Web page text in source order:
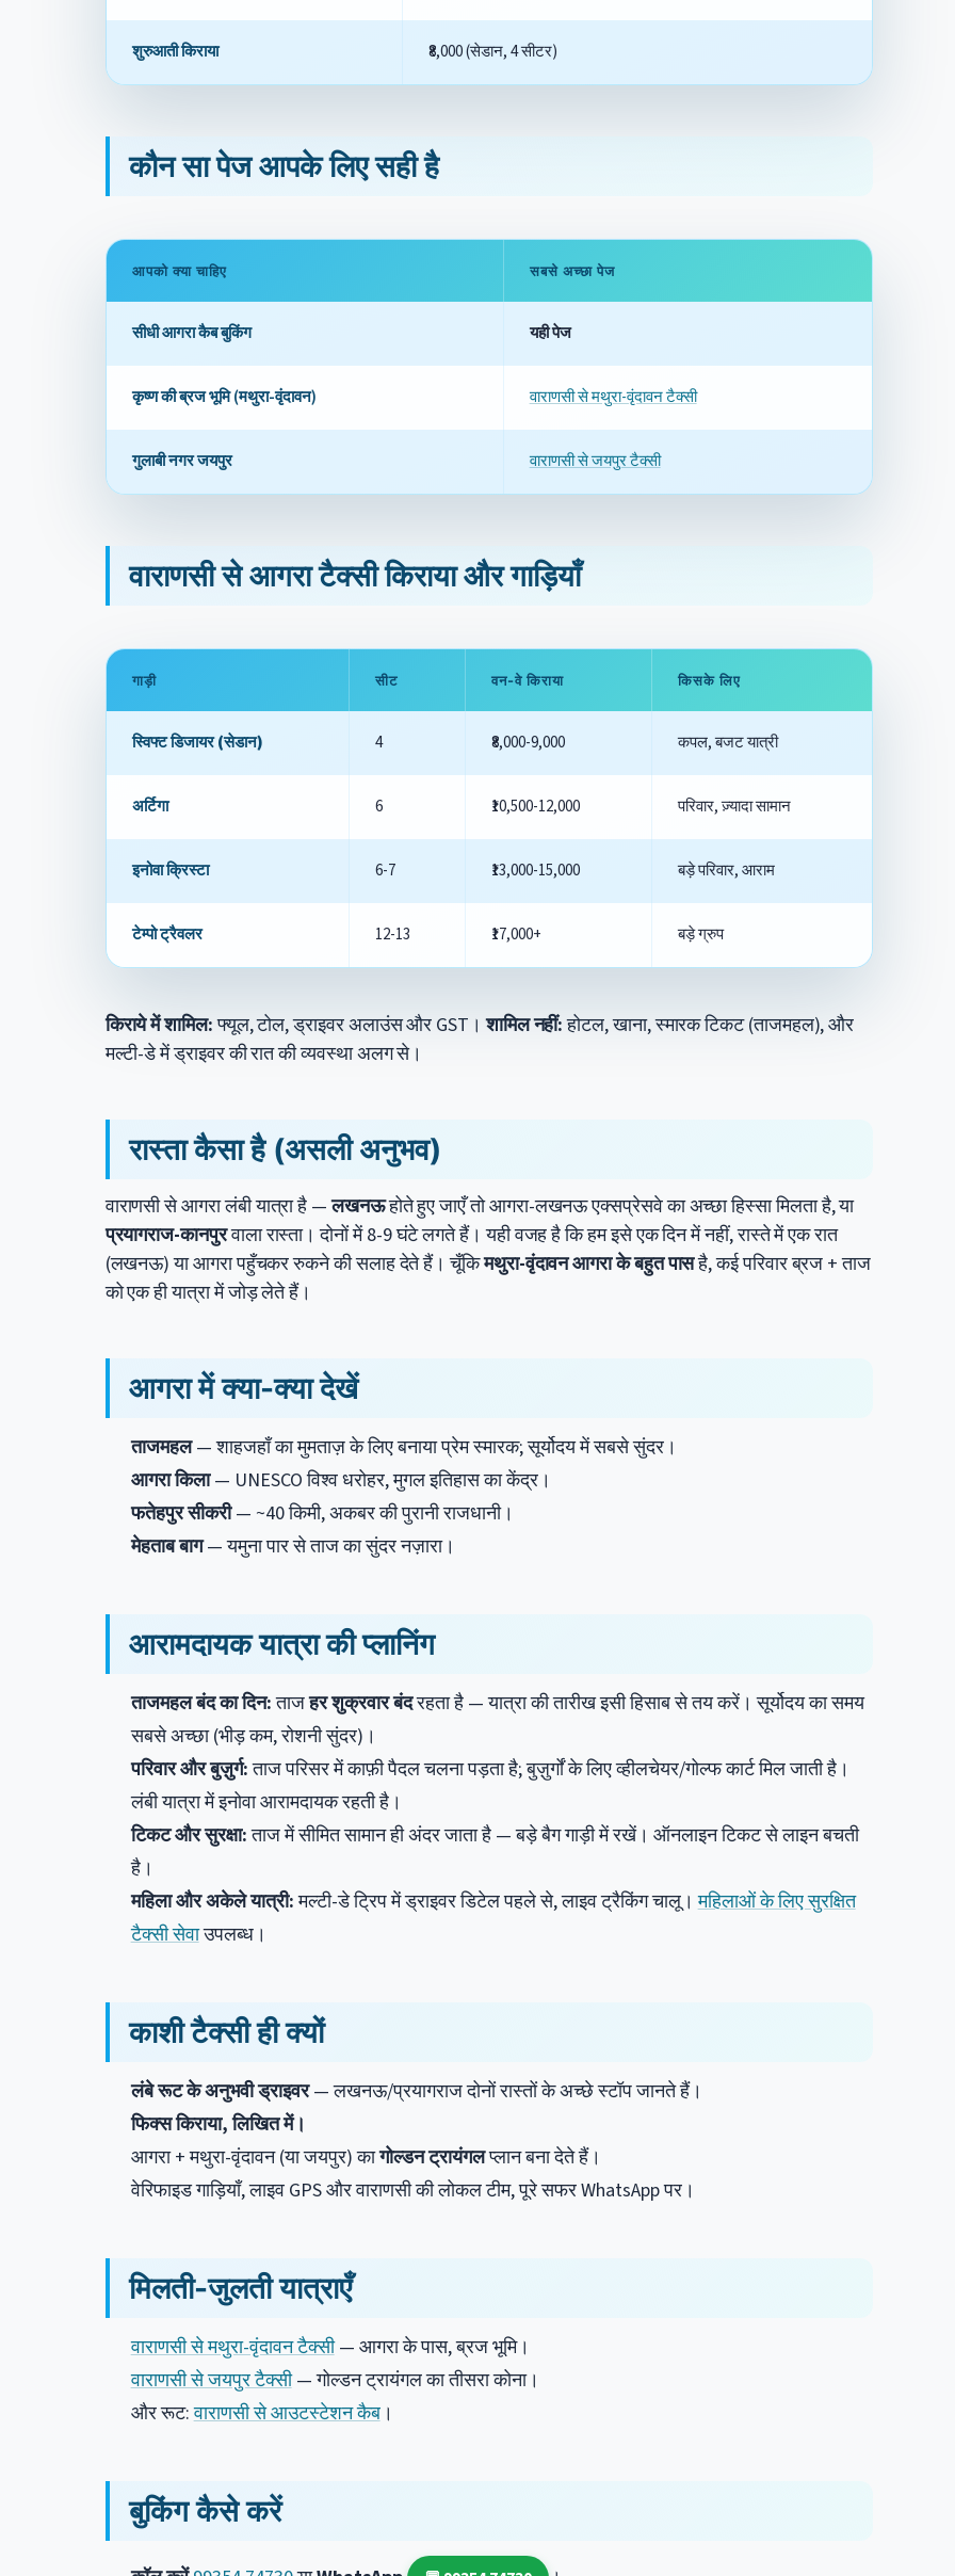
शुरुआती किराया ₹8,000 (सेडान, 4 सीटर)
कौन सा पेज आपके लिए सही है
आपको क्या चाहिए सबसे अच्छा पेज
सीधी आगरा कैब बुकिंग यही पेज
कृष्ण की ब्रज भूमि (मथुरा-वृंदावन) वाराणसी से मथुरा-वृंदावन टैक्सी
गुलाबी नगर जयपुर वाराणसी से जयपुर टैक्सी
वाराणसी से आगरा टैक्सी किराया और गाड़ियाँ
गाड़ी सीट वन-वे किराया किसके लिए
स्विफ्ट डिजायर (सेडान) 4 ₹8,000-9,000 कपल, बजट यात्री
अर्टिगा 6 ₹10,500-12,000 परिवार, ज़्यादा सामान
इनोवा क्रिस्टा 6-7 ₹13,000-15,000 बड़े परिवार, आराम
टेम्पो ट्रैवलर 12-13 ₹17,000+ बड़े ग्रुप
किराये में शामिल:फ्यूल, टोल, ड्राइवर अलाउंस और GST।शामिल नहीं:होटल, खाना, स्मारक टिकट (ताजमहल), और
मल्टी-डे में ड्राइवर की रात की व्यवस्था अलग से।
रास्ता कैसा है (असली अनुभव)
वाराणसी से आगरा लंबी यात्रा है —लखनऊहोते हुए जाएँ तो आगरा-लखनऊ एक्सप्रेसवे का अच्छा हिस्सा मिलता है, या
प्रयागराज-कानपुरवाला रास्ता। दोनों में 8-9 घंटे लगते हैं। यही वजह है कि हम इसे एक दिन में नहीं, रास्ते में एक रात
(लखनऊ) या आगरा पहुँचकर रुकने की सलाह देते हैं। चूँकिमथुरा-वृंदावन आगरा के बहुत पासहै, कई परिवार ब्रज + ताज
को एक ही यात्रा में जोड़ लेते हैं।
आगरा में क्या-क्या देखें
ताजमहल— शाहजहाँ का मुमताज़ के लिए बनाया प्रेम स्मारक; सूर्योदय में सबसे सुंदर।
आगरा किला— UNESCO विश्व धरोहर, मुगल इतिहास का केंद्र।
फतेहपुर सीकरी— ~40 किमी, अकबर की पुरानी राजधानी।
मेहताब बाग— यमुना पार से ताज का सुंदर नज़ारा।
आरामदायक यात्रा की प्लानिंग
ताजमहल बंद का दिन:ताजहर शुक्रवार बंदरहता है — यात्रा की तारीख इसी हिसाब से तय करें। सूर्योदय का समय
सबसे अच्छा (भीड़ कम, रोशनी सुंदर)।
परिवार और बुज़ुर्ग:ताज परिसर में काफ़ी पैदल चलना पड़ता है; बुज़ुर्गों के लिए व्हीलचेयर/गोल्फ कार्ट मिल जाती है।
लंबी यात्रा में इनोवा आरामदायक रहती है।
टिकट और सुरक्षा:ताज में सीमित सामान ही अंदर जाता है — बड़े बैग गाड़ी में रखें। ऑनलाइन टिकट से लाइन बचती
है।
महिला और अकेले यात्री:मल्टी-डे ट्रिप में ड्राइवर डिटेल पहले से, लाइव ट्रैकिंग चालू।महिलाओं के लिए सुरक्षित
टैक्सी सेवाउपलब्ध।
काशी टैक्सी ही क्यों
लंबे रूट के अनुभवी ड्राइवर— लखनऊ/प्रयागराज दोनों रास्तों के अच्छे स्टॉप जानते हैं।
फिक्स किराया, लिखित में।
आगरा + मथुरा-वृंदावन (या जयपुर) कागोल्डन ट्रायंगलप्लान बना देते हैं।
वेरिफाइड गाड़ियाँ, लाइव GPS और वाराणसी की लोकल टीम, पूरे सफर WhatsApp पर।
मिलती-जुलती यात्राएँ
वाराणसी से मथुरा-वृंदावन टैक्सी— आगरा के पास, ब्रज भूमि।
वाराणसी से जयपुर टैक्सी— गोल्डन ट्रायंगल का तीसरा कोना।
और रूट:वाराणसी से आउटस्टेशन कैब।
बुकिंग कैसे करें